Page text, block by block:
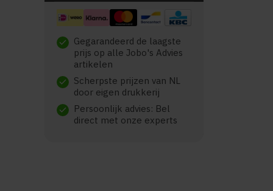
check Gegarandeerd de laagste
prijs op alle Jobo's Advies
artikelen
check Scherpste prijzen van NL
door eigen drukkerij
check
Persoonlijk advies: Bel
direct met onze experts